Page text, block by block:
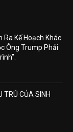
Ra Kế Hoạch Khác
Ông Trump Phải
TRÚ CỦA SINH